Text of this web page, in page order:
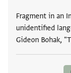
Fragment in an
unidentified
Gideon Bohak,